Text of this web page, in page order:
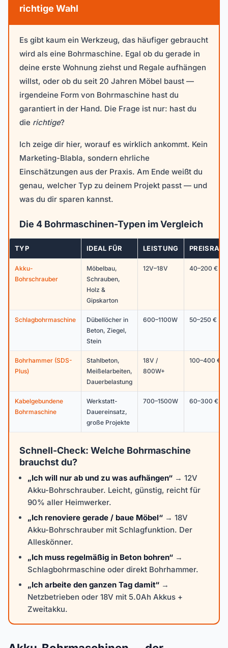
richtige Wahl
Es gibt kaum ein Werkzeug, das häufiger gebraucht
wird als eine Bohrmaschine. Egal ob du gerade in
deine erste Wohnung ziehst und Regale aufhängen
willst, oder ob du seit 20 Jahren Möbel baust —
irgendeine Form von Bohrmaschine hast du
garantiert in der Hand. Die Frage ist nur: hast du
die richtige?
Ich zeige dir hier, worauf es wirklich ankommt. Kein
Marketing-Blabla, sondern ehrliche
Einschätzungen aus der Praxis. Am Ende weißt du
genau, welcher Typ zu deinem Projekt passt — und
was du dir sparen kannst.
Die 4 Bohrmaschinen-Typen im Vergleich
TYP IDEAL FÜR LEISTUNG
Akku-
Bohrschrauber
Möbelbau,
Schrauben,
Holz &
Gipskarton
12V–18V 40–200 €
Schlagbohrmaschine
Dübellöcher in
Beton, Ziegel,
Stein
600–1100W 50–250 €
Bohrhammer (SDS-
Plus)
Stahlbeton,
Meißelarbeiten,
Dauerbelastung
18V /
800W+
100–400 €
Kabelgebundene
Bohrmaschine
Werkstatt-
Dauereinsatz,
große Projekte
700–1500W 60–300 €
Schnell-Check: Welche Bohrmaschine
brauchst du?
„Ich will nur ab und zu was aufhängen“ → 12V
Akku-Bohrschrauber. Leicht, günstig, reicht für
90% aller Heimwerker.
„Ich renoviere gerade / baue Möbel“ → 18V
Akku-Bohrschrauber mit Schlagfunktion. Der
Alleskönner.
„Ich muss regelmäßig in Beton bohren“ →
Schlagbohrmaschine oder direkt Bohrhammer.
„Ich arbeite den ganzen Tag damit“ →
Netzbetrieben oder 18V mit 5.0Ah Akkus +
Zweitakku.